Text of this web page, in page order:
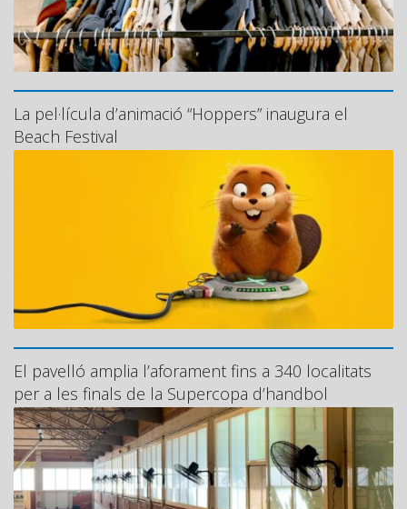
La pel·lícula d’animació “Hoppers” inaugura el
Beach Festival
El pavelló amplia l’aforament fins a 340 localitats
per a les finals de la Supercopa d’handbol